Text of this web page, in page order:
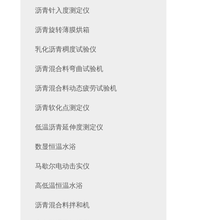
沥青针入度测定仪
沥青旋转薄膜烘箱
乳化沥青稠度试验仪
沥青混合料弯曲试验机
沥青混合料动态疲劳试验机
沥青软化点测定仪
低温沥青延伸度测定仪
数显恒温水浴
马歇尔电动击实仪
高低温恒温水浴
沥青混合料拌和机